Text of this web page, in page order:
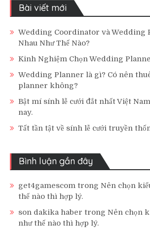
Bài viết mới
Wedding Coordinator và Wedding
Nhau Như Thế Nào?
Kinh Nghiệm Chọn Wedding
Wedding Planner là gì? Có nên
planner không?
Bật mí sính lễ cưới đắt nhất Việt
nay.
Tất tần tật về sính lễ cưới truyền
Bình luận gần đây
get4gamescom trong Nên chọn
thế nào thì hợp lý.
son dakika haber trong Nên chọn
như thế nào thì hợp lý.